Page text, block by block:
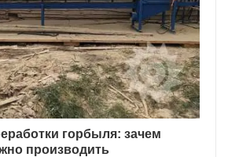
горбыля: зачем
производить